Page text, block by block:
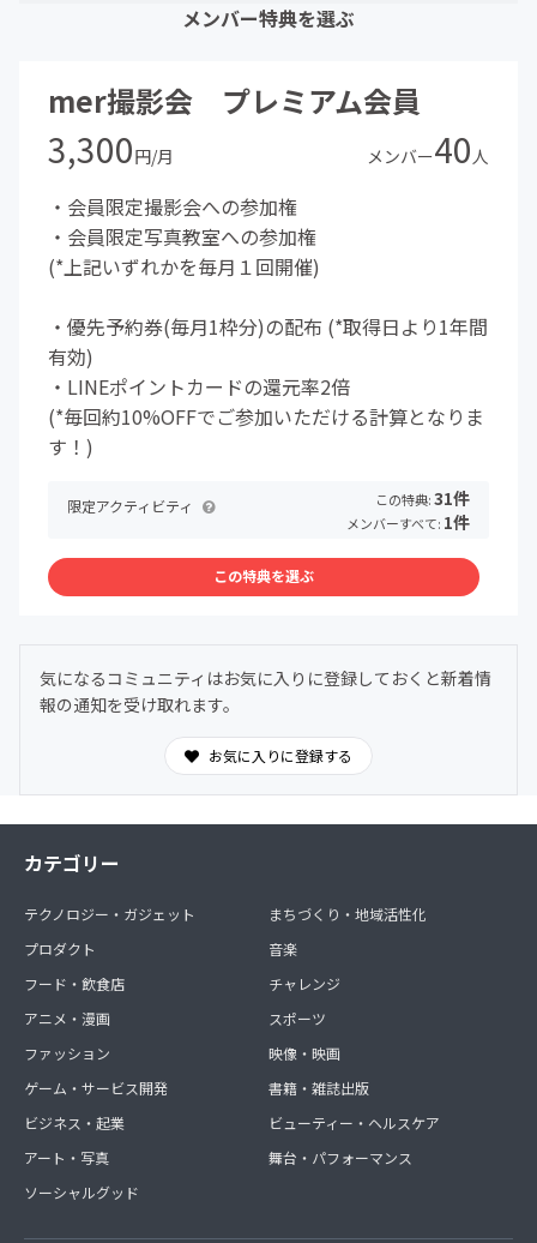
メンバー特典を選ぶ
mer撮影会 プレミアム会員
3,300円/月 メンバー40人
・会員限定撮影会への参加権
・会員限定写真教室への参加権
(*上記いずれかを毎月１回開催)
・優先予約券(毎月1枠分)の配布 (*取得日より1年間
有効)
・LINEポイントカードの還元率2倍
(*毎回約10%OFFでご参加いただける計算となりま
す！)
限定アクティビティ この特典:31件
メンバーすべて: 1件
この特典を選ぶ
気になるコミュニティはお気に入りに登録しておくと新着情
報の通知を受け取れます。
お気に入りに登録する
カテゴリー
テクノロジー・ガジェット
プロダクト
フード・飲食店
アニメ・漫画
ファッション
ゲーム・サービス開発
ビジネス・起業
アート・写真
ソーシャルグッド
まちづくり・地域活性化
音楽
チャレンジ
スポーツ
映像・映画
書籍・雑誌出版
ビューティー・ヘルスケア
舞台・パフォーマンス